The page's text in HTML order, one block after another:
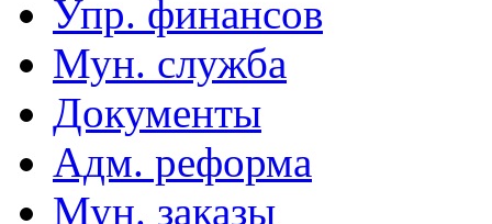
Упр. финансов
Мун. служба
Документы
Адм. реформа
Мун. заказы